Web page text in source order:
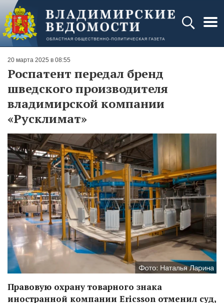
20 марта 2025 в 08:55
Роспатент передал бренд
шведского производителя
владимирской компании
«Русклимат»
Правовую охрану товарного знака
иностранной компании Ericsson отменил суд,